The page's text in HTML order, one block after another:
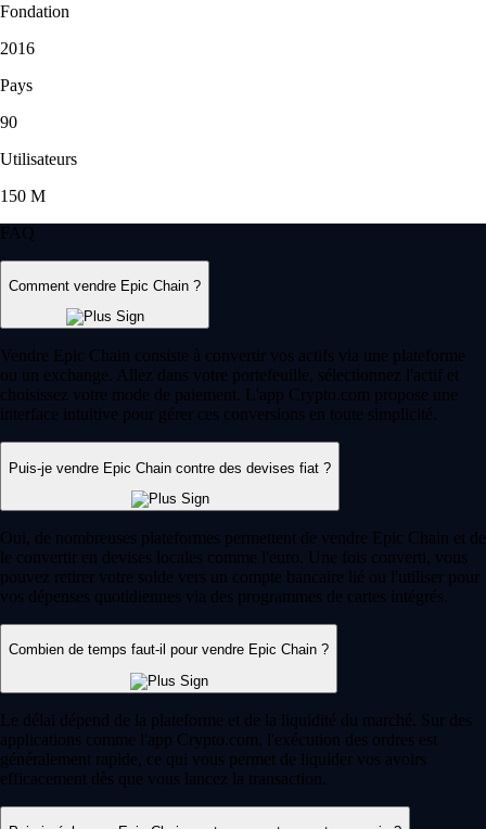
Fondation
2016
Pays
90
Utilisateurs
150 M
FAQ
Comment vendre Epic Chain ?
Vendre Epic Chain consiste à convertir vos actifs via une plateforme
ou un exchange. Allez dans votre portefeuille, sélectionnez l'actif et
choisissez votre mode de paiement. L'app Crypto.com propose une
interface intuitive pour gérer ces conversions en toute simplicité.
Puis-je vendre Epic Chain contre des devises fiat ?
Oui, de nombreuses plateformes permettent de vendre Epic Chain et de
le convertir en devises locales comme l'euro. Une fois converti, vous
pouvez retirer votre solde vers un compte bancaire lié ou l'utiliser pour
vos dépenses quotidiennes via des programmes de cartes intégrés.
Combien de temps faut-il pour vendre Epic Chain ?
Le délai dépend de la plateforme et de la liquidité du marché. Sur des
applications comme l'app Crypto.com, l'exécution des ordres est
généralement rapide, ce qui vous permet de liquider vos avoirs
efficacement dès que vous lancez la transaction.